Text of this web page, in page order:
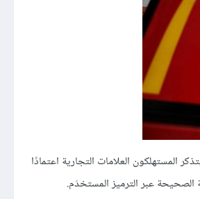
المستهلكون العلامات التجارية اعتمادًا
عبر الترميز المستخدَم.